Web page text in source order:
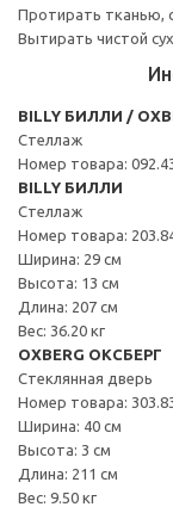
Протирать тканью,
Вытирать чистой
BILLY БИЛЛИ /
Стеллаж
Номер товара:
BILLY БИЛЛИ
Стеллаж
Номер товара:
Ширина: 29 см
Высота: 13 см
Длина: 207 см
Вес: 36.20 кг
OXBERG ОКСБЕРГ
Стеклянная дверь
Номер товара:
Ширина: 40 см
Высота: 3 см
Длина: 211 см
Вес: 9.50 кг